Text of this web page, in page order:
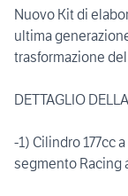
Nuovo Kit di
ultima
trasformazione
DETTAGLIO
-1) Cilindro 177cc
segmento Racing